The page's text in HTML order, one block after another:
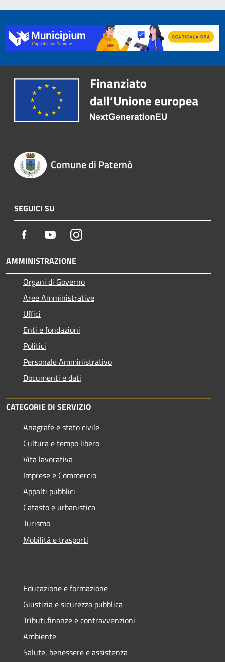
Comune di Paternò
SEGUICI SU
Facebook YoutubeInstagram
AMMINISTRAZIONE
Organi di Governo
Aree Amministrative
Uffici
Enti e fondazioni
Politici
Personale Amministrativo
Documenti e dati
CATEGORIE DI SERVIZIO
Anagrafe e stato civile
Cultura e tempo libero
Vita lavorativa
Imprese e Commercio
Appalti pubblici
Catasto e urbanistica
Turismo
Mobilità e trasporti
Educazione e formazione
Giustizia e sicurezza pubblica
Tributi,finanze e contravvenzioni
Ambiente
Salute, benessere e assistenza